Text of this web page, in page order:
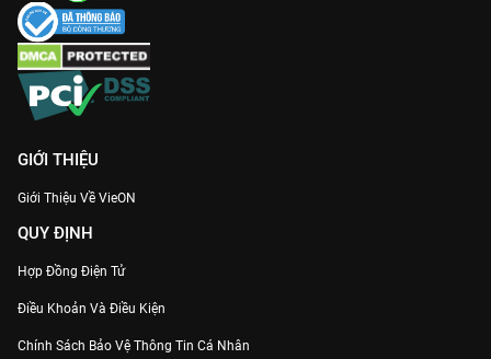
GIỚI THIỆU
Giới Thiệu Về VieON
QUY ĐỊNH
Hợp Đồng Điện Tử
Điều Khoản Và Điều Kiện
Chính Sách Bảo Vệ Thông Tin Cá Nhân